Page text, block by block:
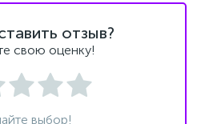
отзыв?
свою оценку!
выбор!